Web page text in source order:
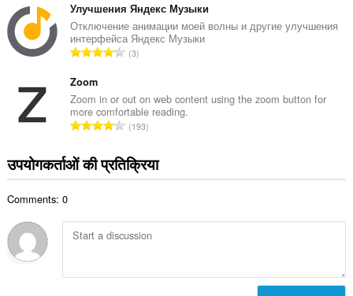
ख्या
:
ग
की
कु
ल
:
Улучшения Яндекс Музыки
Отключение анимации моей волны и другие улучшения
интерфейса Яндекс Музыки
रे
की
कु
ल
ख्या
:
3
Zoom
Zoom in or out on web content using the zoom button for
more comfortable reading.
रे
ग
की
सं
ख्या
193
उपयोगकर्ताओं की प्रतिक्रिया
Comments: 0